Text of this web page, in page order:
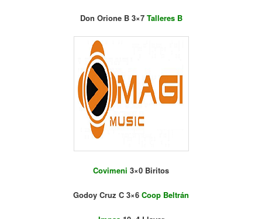
Don Orione B 3×7 Talleres B
Covimeni 3×0 Biritos
Godoy Cruz C 3×6 Coop Beltrán